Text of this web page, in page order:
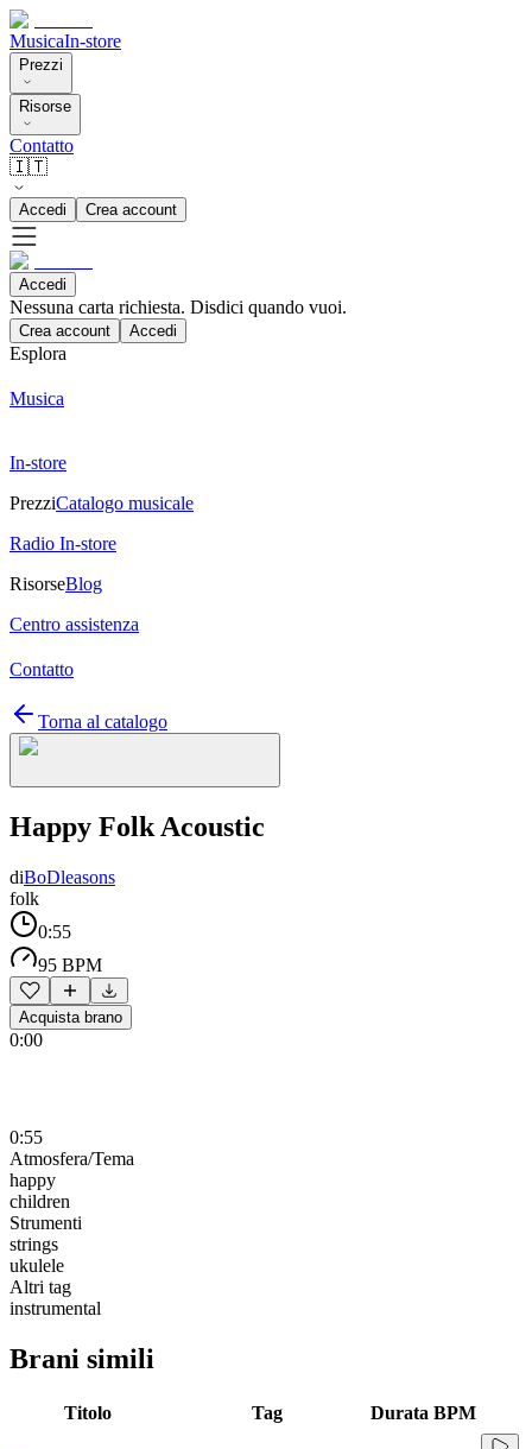
MusicaIn-store
Prezzi
Risorse
Contatto
🇮🇹
Accedi Crea account
Accedi
Nessuna carta richiesta. Disdici quando vuoi.
Crea account Accedi
Esplora
Musica
In-store
PrezziCatalogo musicale
Radio In-store
RisorseBlog
Centro assistenza
Contatto
Torna al catalogo
Happy Folk Acoustic
diBoDleasons
folk
0:55
95 BPM
Acquista brano
0:00
0:55
Atmosfera/Tema
happy
children
Strumenti
strings
ukulele
Altri tag
instrumental
Brani simili
Titolo Tag Durata BPM